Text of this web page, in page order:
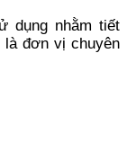
dụng nhằm tiết
đơn vị chuyên